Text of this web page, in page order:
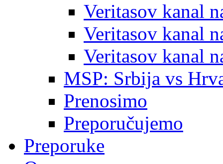
Veritasov kanal
Veritasov kanal
Veritasov kanal
MSP: Srbija vs
Prenosimo
Preporučujemo
Preporuke